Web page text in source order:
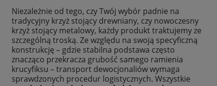
Niezależnie od tego, czy Twój wybór padnie na
tradycyjny krzyż stojący drewniany, czy nowoczesny
krzyż stojący metalowy, każdy produkt traktujemy ze
szczególną troską. Ze względu na swoją specyficzną
konstrukcję – gdzie stabilna podstawa często
znacząco przekracza grubość samego ramienia
krucyfiksu – transport dewocjonaliów wymaga
sprawdzonych procedur logistycznych. Wszystkie